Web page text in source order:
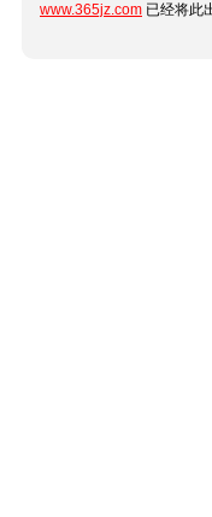
www.365jz.com 已经将此